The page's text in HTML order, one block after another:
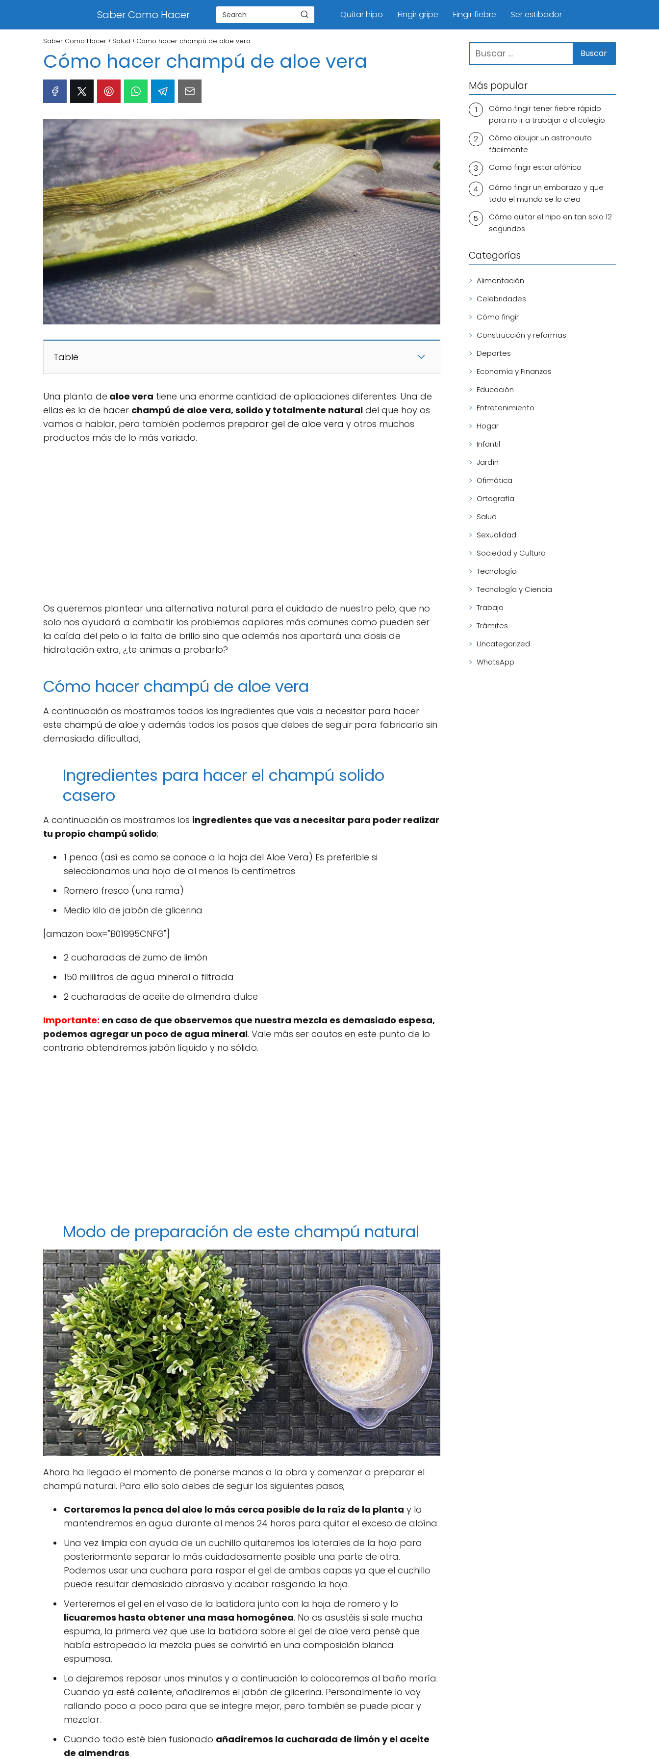
Saber Como Hacer Quitar hipo Fingir gripe Fingir fiebre Ser estibador
Saber Como Hacer Salud Cómo hacer champú de aloe vera
Cómo hacer champú de aloe vera
Table
Una planta de aloe vera tiene una enorme cantidad de aplicaciones diferentes. Una de
ellas es la de hacer champú de aloe vera, solido y totalmente natural del que hoy os
vamos a hablar, pero también podemos preparar gel de aloe vera y otros muchos
productos más de lo más variado.
Os queremos plantear una alternativa natural para el cuidado de nuestro pelo, que no
solo nos ayudará a combatir los problemas capilares más comunes como pueden ser
la caída del pelo o la falta de brillo sino que además nos aportará una dosis de
hidratación extra, ¿te animas a probarlo?
Cómo hacer champú de aloe vera
A continuación os mostramos todos los ingredientes que vais a necesitar para hacer
este champú de aloe y además todos los pasos que debes de seguir para fabricarlo sin
demasiada dificultad;
Ingredientes para hacer el champú solido
casero
A continuación os mostramos los ingredientes que vas a necesitar para poder realizar
tu propio champú solido;
1 penca (así es como se conoce a la hoja del Aloe Vera) Es preferible si
seleccionamos una hoja de al menos 15 centímetros
Romero fresco (una rama)
Medio kilo de jabón de glicerina
[amazon box="B01995CNFG"]
2 cucharadas de zumo de limón
150 mililitros de agua mineral o filtrada
2 cucharadas de aceite de almendra dulce
Importante: en caso de que observemos que nuestra mezcla es demasiado espesa,
podemos agregar un poco de agua mineral. Vale más ser cautos en este punto de lo
contrario obtendremos jabón líquido y no sólido.
Modo de preparación de este champú natural
Ahora ha llegado el momento de ponerse manos a la obra y comenzar a preparar el
champú natural. Para ello solo debes de seguir los siguientes pasos;
Cortaremos la penca del aloe lo más cerca posible de la raíz de la planta y la
mantendremos en agua durante al menos 24 horas para quitar el exceso de aloína.
Una vez limpia con ayuda de un cuchillo quitaremos los laterales de la hoja para
posteriormente separar lo más cuidadosamente posible una parte de otra.
Podemos usar una cuchara para raspar el gel de ambas capas ya que el cuchillo
puede resultar demasiado abrasivo y acabar rasgando la hoja.
Verteremos el gel en el vaso de la batidora junto con la hoja de romero y lo
licuaremos hasta obtener una masa homogénea. No os asustéis si sale mucha
espuma, la primera vez que use la batidora sobre el gel de aloe vera pensé que
había estropeado la mezcla pues se convirtió en una composición blanca
espumosa.
Lo dejaremos reposar unos minutos y a continuación lo colocaremos al baño maría.
Cuando ya esté caliente, añadiremos el jabón de glicerina. Personalmente lo voy
rallando poco a poco para que se integre mejor, pero también se puede picar y
mezclar.
Cuando todo esté bien fusionado añadiremos la cucharada de limón y el aceite
de almendras.
Más popular
Cómo fingir tener fiebre rápido
para no ir a trabajar o al colegio
Cómo dibujar un astronauta
fácilmente
Como fingir estar afónico
Cómo fingir un embarazo y que
todo el mundo se lo crea
Cómo quitar el hipo en tan solo 12
segundos
Categorías
Alimentación
Celebridades
Cómo fingir
Construcción y reformas
Deportes
Economía y Finanzas
Educación
Entretenimiento
Hogar
Infantil
Jardín
Ofimática
Ortografía
Salud
Sexualidad
Sociedad y Cultura
Tecnología
Tecnología y Ciencia
Trabajo
Trámites
Uncategorized
WhatsApp